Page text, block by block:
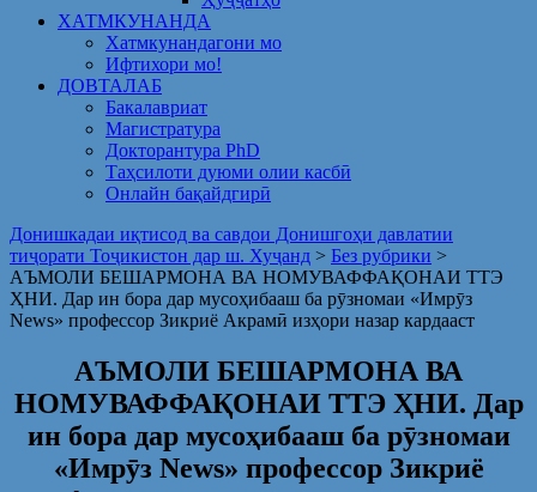
ХАТМКУНАНДА
Хатмкунандагони мо
Ифтихори мо!
ДОВТАЛАБ
Бакалавриат
Магистратура
Докторантура PhD
Таҳсилоти дуюми олии касбӣ
Онлайн бақайдгирӣ
Донишкадаи иқтисод ва савдои Донишгоҳи давлатии
тиҷорати Тоҷикистон дар ш. Хуҷанд > Без рубрики >
АЪМОЛИ БЕШАРМОНА ВА НОМУВАФФАҚОНАИ ТТЭ
ҲНИ. Дар ин бора дар мусоҳибааш ба рӯзномаи «Имрӯз
News» профессор Зикриё Акрамӣ изҳори назар кардааст
АЪМОЛИ БЕШАРМОНА ВА
НОМУВАФФАҚОНАИ ТТЭ ҲНИ. Дар
ин бора дар мусоҳибааш ба рӯзномаи
«Имрӯз News» профессор Зикриё